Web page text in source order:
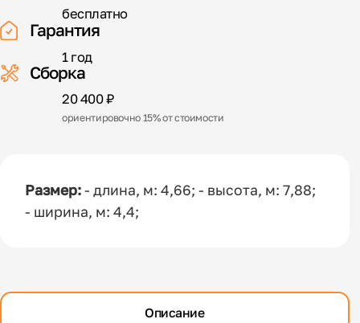
бесплатно
Гарантия
1 год
Сборка
20 400 ₽
ориентировочно 15% от стоимости
Размер:- длина, м: 4,66; - высота, м: 7,88;
- ширина, м: 4,4;
Описание